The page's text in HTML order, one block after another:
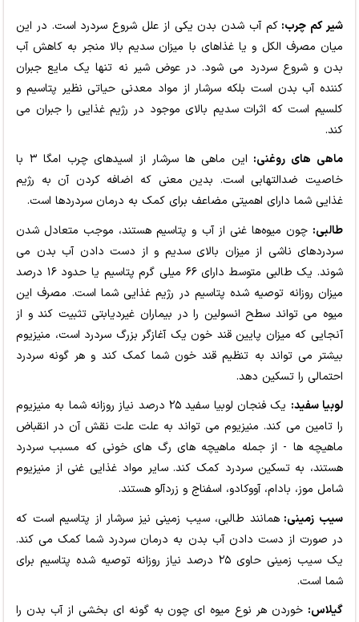
شیر کم چرب:کم آب شدن بدن یکی از علل شروع سردرد است. در این
میان مصرف الکل و یا غذاهای با میزان سدیم بالا منجر به کاهش آب
بدن و شروع سردرد می شود. در عوض شیر نه تنها یک مایع جبران
کننده آب بدن است بلکه سرشار از مواد معدنی حیاتی نظیر پتاسیم و
کلسیم است که اثرات سدیم بالای موجود در رژیم غذایی را جبران می
‌کند.
ماهی های روغنی:
این ماهی ها سرشار از اسیدهای چرب امگا ۳ با
خاصیت ضدالتهابی است. بدین معنی که اضافه کردن آن به رژیم
غذایی شما دارای اهمیتی مضاعف برای کمک به درمان سردردها است.
طالبی: چون میوه‌ها غنی از آب و پتاسیم هستند، موجب متعادل شدن
سردردهای ناشی از میزان بالای سدیم و از دست دادن آب بدن می
‌شوند. یک طالبی متوسط دارای ۶۶ میلی گرم پتاسیم یا حدود ۱۶ درصد
میزان روزانه توصیه شده پتاسیم در رژیم غذایی شما است. مصرف این
میوه می ‌تواند سطح انسولین را در بیماران غیردیابتی تثبیت کند و از
آنجایی که میزان پایین قند خون یک آغازگر بزرگ سردرد است، منیزیوم
بیشتر می ‌تواند به تنظیم قند خون شما کمک کند و هر گونه سردرد
احتمالی را تسکین دهد.
لوبیا سفید:
یک فنجان لوبیا سفید ۲۵ درصد نیاز روزانه شما به منیزیوم
را تامین می کند. منیزیوم می ‌تواند به علت علت نقش آن در انقباض
ماهیچه‌ ها - از جمله ماهیچه‌ های رگ ‌های خونی که مسبب سردرد
هستند، به تسکین سردرد کمک کند. سایر مواد غذایی غنی از منیزیوم
شامل موز، بادام، آووکادو، اسفناج و زردآلو هستند.
سیب زمینی:همانند طالبی، سیب زمینی نیز سرشار از پتاسیم است که
در صورت از دست دادن آب بدن به درمان سردرد شما کمک می‌ کند.
یک سیب زمینی حاوی ۲۵ درصد نیاز روزانه توصیه شده پتاسیم برای
شما است.
گیلاس: خوردن هر نوع میوه‌ ای چون به گونه ‌ای بخشی از آب بدن را